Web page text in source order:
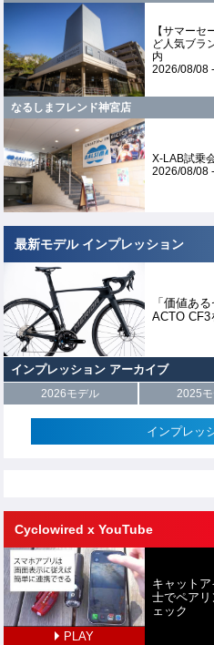
【サマー
ど人気ブラ
内
2026/08/08
なるしまフレンド神宮店
X-LAB試乗
2026/08/08
最新モデル インプレッション
「価値あ
ACTO CF3
インプレッション アーカイブ
2026モデル 2025
インプレッ
Cyclowired x YouTube
PLAY
キャット
士でペア
ェック